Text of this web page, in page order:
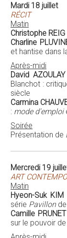
Mardi 18 juillet
RÉCIT
Matin
Christophe REIG
Charline
et hantise dans
Après-midi
David
Blanchot :
siècle
Carmina
: mode d'emploi
Soirée
Présentation de
Mercredi 19
ART
Matin
Hyeon-Suk KIM
série Pavillonde
Camille
sur le pouvoir